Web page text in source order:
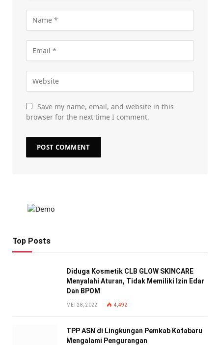
Save my name, email, and website in this
browser for the next time I comment.
Top Posts
Diduga Kosmetik CLB GLOW SKINCARE
Menyalahi Aturan, Tidak Memiliki Izin Edar
Dan BPOM
MEI 28, 2022 4,492
TPP ASN di Lingkungan Pemkab Kotabaru
Mengalami Pengurangan